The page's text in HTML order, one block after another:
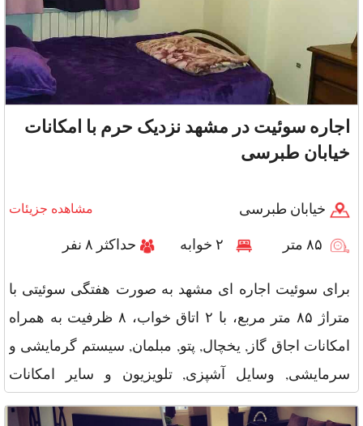
اجاره سوئیت در مشهد نزدیک حرم با امکانات
خیابان طبرسی
خیابان طبرسی مشاهده جزیئات
حداکثر ۸ نفر
برای سوئیت اجاره ای مشهد به صورت هفتگی سوئیتی با
متراژ ۸۵ متر مربع، با ۲ اتاق خواب، ۸ ظرفیت به همراه
امکانات اجاق گاز, یخچال, پتو, مبلمان, سیستم گرمایشی و
سرمایشی, وسایل آشپزی, تلویزیون و سایر امکانات
نگهبانی, Wi Fi, توا